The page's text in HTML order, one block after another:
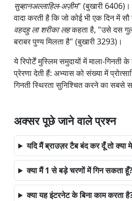
सुब्हानअल्लाहिल-अज़ीम" (बुखारी 6406)।
वादा करती है कि जो कोई भी एक दिन में सौ
वहदहु ला शरीका लहकहता है, "उसे दस
बराबर पुण्य मिलता है" (बुखारी 3293)।
ये रिपोर्टें मुस्लिम समुदायों में माला-गिनती
प्रेरणा देती हैं: अभ्यास को संख्या में
गिनती स्थिरता सुनिश्चित करने का सबसे
अक्सर पूछे जाने वाले प्रश्न
यदि मैं ब्राउज़र टैब बंद कर दूँ तो क्या
क्या मैं 1 से बड़े चरणों में गिन सकता
क्या यह इंटरनेट के बिना काम करता